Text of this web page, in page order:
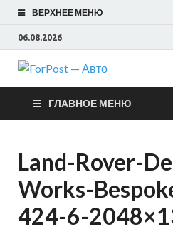
ВЕРХНЕЕ МЕНЮ
06.08.2026
ГЛАВНОЕ МЕНЮ
Land-Rover-
Works-
424-6-